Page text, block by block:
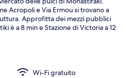
1 camera
Acropoli e Via Ermou si trovano a
Approfitta dei mezzi pubblici
è a 8 min e Stazione di Victoria a 12
Wi-Fi gratuito